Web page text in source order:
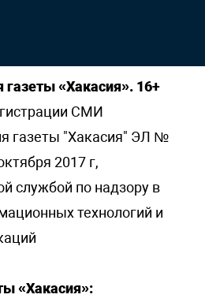
газеты «Хакасия». 16+
СМИ
газеты "Хакасия" ЭЛ №
2017 г,
службой по надзору в
технологий и
«Хакасия»: